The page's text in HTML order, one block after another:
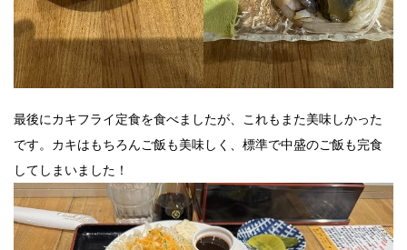
最後にカキフライ定食を食べましたが、これもまた美味しかった
です。カキはもちろんご飯も美味しく、標準で中盛のご飯も完食
してしまいました！